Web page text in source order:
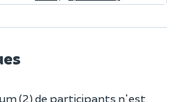
(2) de participants n'est